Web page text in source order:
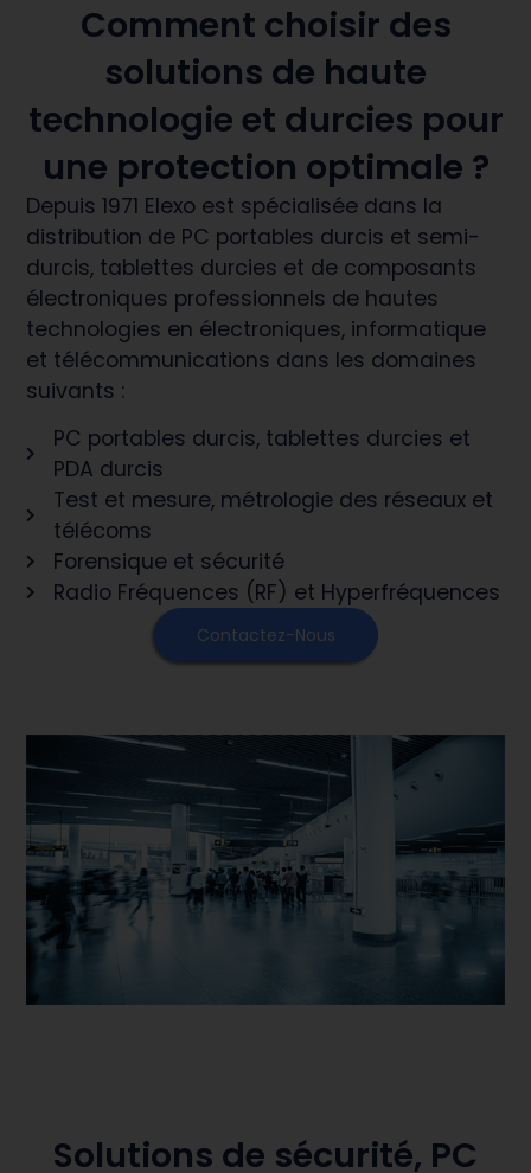
Comment choisir des
solutions de haute
technologie et durcies pour
une protection optimale ?
Depuis 1971 Elexo est spécialisée dans la
distribution de PC portables durcis et semi-
durcis, tablettes durcies et de composants
électroniques professionnels de hautes
technologies en électroniques, informatique
et télécommunications dans les domaines
suivants :
PC portables durcis, tablettes durcies et
PDA durcis
Test et mesure, métrologie des réseaux et
télécoms
Forensique et sécurité
Radio Fréquences (RF) et Hyperfréquences
Contactez-Nous
Solutions de sécurité, PC